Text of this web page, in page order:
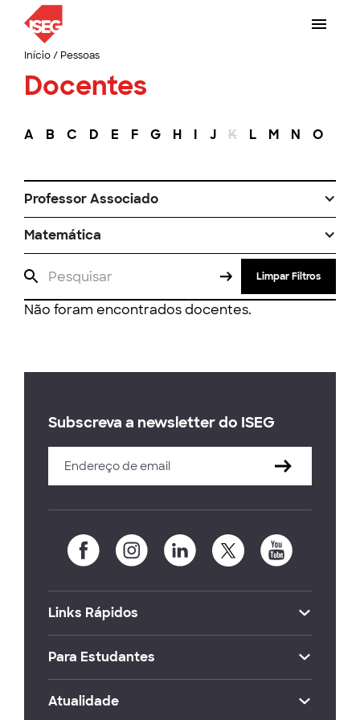
Início/ Pessoas
Docentes
A B C D E F G H I J K L M N O
Professor Associado
Matemática
Limpar Filtros
Não foram encontrados docentes.
Subscreva a newsletter do ISEG
Links Rápidos
Para Estudantes
Atualidade